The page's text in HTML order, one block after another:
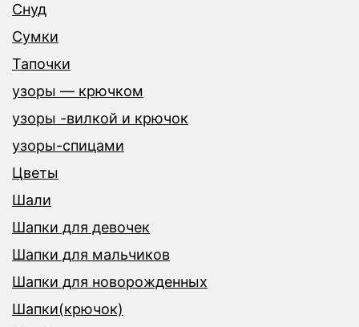
Снуд
Сумки
Тапочки
узоры — крючком
узоры -вилкой и крючок
узоры-спицами
Цветы
Шали
Шапки для девочек
Шапки для мальчиков
Шапки для новорожденных
Шапки(крючок)